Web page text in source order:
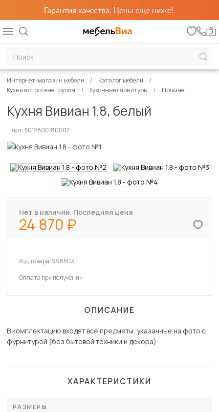
Гарантия качества. Цены еще ниже!
0
Интернет-магазин мебели
Каталог мебели
Кухни и столовые группы
Кухонные гарнитуры Прямые
Кухня Вивиан 1.8, белый
арт. 5012800180002
Нет в наличии. Последняя цена
24 870
Код товара: 996503
Оплата при получении
ОПИСАНИЕ
В комплектацию входят все предметы, указанные на фото с
фурнитурой (без бытовой техники и декора).
ХАРАКТЕРИСТИКИ
РАЗМЕРЫ